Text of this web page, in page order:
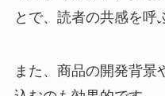
とで、読者の共感を呼
また、商品の開発背景